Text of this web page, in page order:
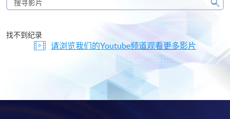
寻
片
搜
找不到纪录
请浏览我们的Youtube频道观看更多影片